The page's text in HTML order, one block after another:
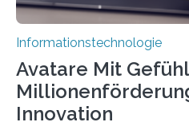
Informationstechnologie
Avatare Mit
Innovation